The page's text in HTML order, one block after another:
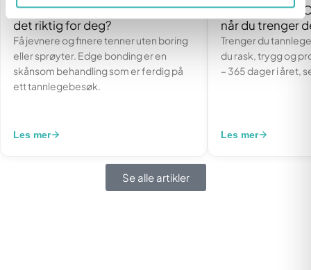
Edge bonding: Hva er det – og er
det riktig for deg?
Få jevnere og finere tenner uten boring
eller sprøyter. Edge bonding er en
skånsom behandling som er ferdig på
ett tannlegebesøk.
Les mer
Tannlegevakt i
når du trenger
Trenger du
du rask, trygg og
– 365 dager i året,
Les mer
Se alle artikler